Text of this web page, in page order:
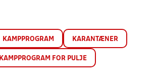
KAMPPROGRAM KARANTÆNER
KAMPPROGRAM FOR PULJE